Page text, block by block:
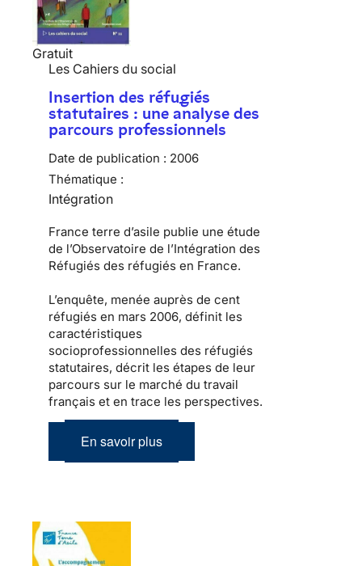
Gratuit
Les Cahiers du social
Insertion des réfugiés
statutaires : une analyse des
parcours professionnels
Date de publication : 2006
Thématique :
Intégration
France terre d’asile publie une étude
de l’Observatoire de l’Intégration des
Réfugiés des réfugiés en France.
L’enquête, menée auprès de cent
réfugiés en mars 2006, définit les
caractéristiques
socioprofessionnelles des réfugiés
statutaires, décrit les étapes de leur
parcours sur le marché du travail
français et en trace les perspectives.
En savoir plus